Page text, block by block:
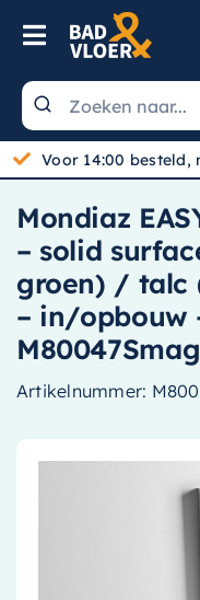
Skip to content
Toggle
Wastafels
Toiletten
Spiegels
Kranen
Douche
Voor 14:00 besteld,
Mondiaz
– solid
groen) / talc
– in/opbouw
Artikelnummer: